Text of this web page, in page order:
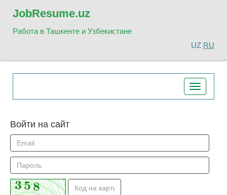
JobResume.uz
Работа в Ташкенте и Узбекистане
UZ RU
Toggle
navigation
Войти на сайт